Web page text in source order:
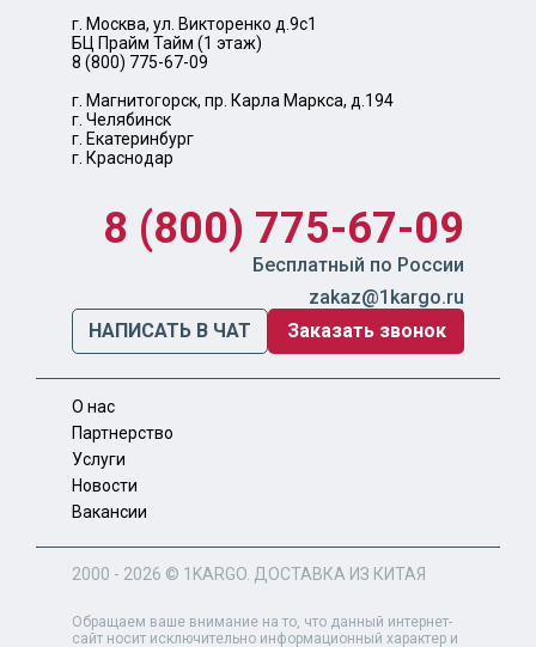
г. Москва, ул. Викторенко д.9с1
БЦ Прайм Тайм (1 этаж)
8 (800) 775-67-09
г. Магнитогорск, пр. Карла Маркса, д.194
г. Челябинск
г. Екатеринбург
г. Краснодар
8 (800) 775-67-09
Бесплатный по России
zakaz@1kargo.ru
НАПИСАТЬ В ЧАТ
Заказать звонок
О нас
Партнерство
Услуги
Новости
Вакансии
2000 - 2026 © 1KARGO . ДОСТАВКА ИЗ КИТАЯ
Обращаем ваше внимание на то, что данный интернет-
сайт носит исключительно информационный характер и